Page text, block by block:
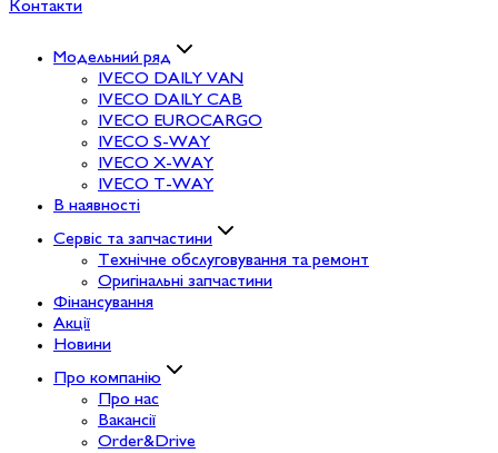
Контакти
Модельний ряд
IVECO DAILY VAN
IVECO DAILY CAB
IVECO EUROCARGO
IVECO S-WAY
IVECO X-WAY
IVECO T-WAY
В наявності
Сервіс та запчастини
Технічне обслуговування та ремонт
Оригінальні запчастини
Фінансування
Акції
Новини
Про компанію
Про нас
Вакансії
Order&Drive